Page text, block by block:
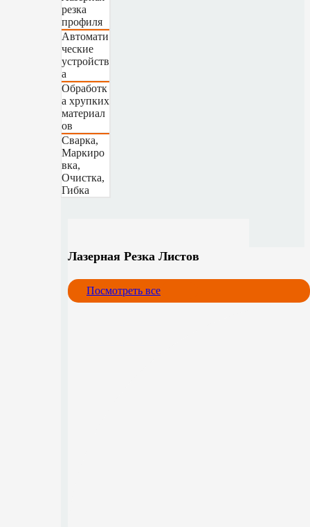
резка
профиля
Автомати
ческие
устройств
а
Обработк
а хрупких
материал
ов
Сварка,
Маркиро
вка,
Очистка,
Гибка
Лазерная Резка Листов
Посмотреть все